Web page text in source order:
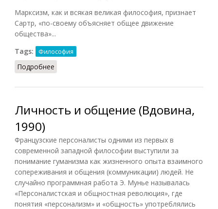
Марксизм, как и всякая великая философия, признает
Сартр, «по-своему объясняет общее движение
общества»...
Tags:
Философия
Подробнее
Личность и общение (Вдовина,
1990)
Французские персоналисты одними из первых в
современной западной философии выступили за
понимание гуманизма как жизненного опыта взаимного
сопереживания и общения (коммуникации) людей. Не
случайно программная работа Э. Мунье называлась
«Персоналистская и общностная революция», где
понятия «персонализм» и «общность» употреблялись